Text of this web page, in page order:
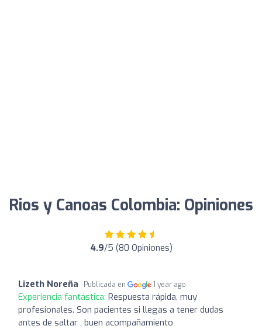
Rios y Canoas Colombia: Opiniones
4.9/5 (80 Opiniones)
Lizeth Noreña Publicada en 1 year ago
Experiencia fantástica: Respuesta rápida, muy
profesionales. Son pacientes si llegas a tener dudas
antes de saltar , buen acompañamiento